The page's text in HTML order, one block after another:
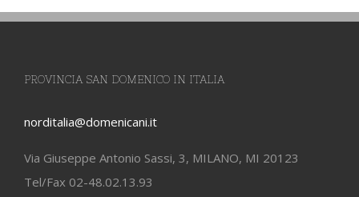
PROVINCIA SAN DOMENICO IN ITALIA
norditalia@domenicani.it
Via Giuseppe Antonio Sassi, 3, MILANO, MI 20123
Tel/Fax 02-48.02.13.93